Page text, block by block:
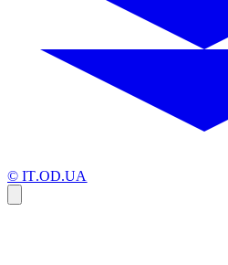
© IT.OD.UA